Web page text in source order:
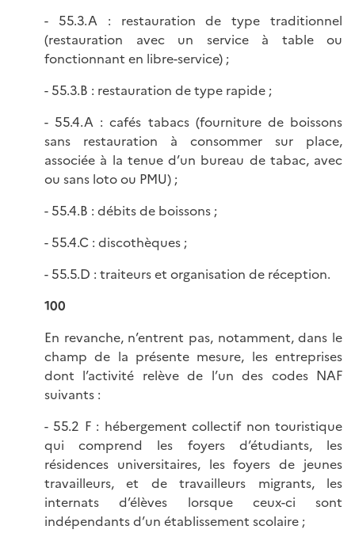
- 55.3.A : restauration de type traditionnel
(restauration avec un service à table ou
fonctionnant en libre-service) ;
- 55.3.B : restauration de type rapide ;
- 55.4.A : cafés tabacs (fourniture de boissons
sans restauration à consommer sur place,
associée à la tenue d’un bureau de tabac, avec
ou sans loto ou PMU) ;
- 55.4.B : débits de boissons ;
- 55.4.C : discothèques ;
- 55.5.D : traiteurs et organisation de réception.
100
En revanche, n’entrent pas, notamment, dans le
champ de la présente mesure, les entreprises
dont l’activité relève de l’un des codes NAF
suivants :
- 55.2 F : hébergement collectif non touristique
qui comprend les foyers d’étudiants, les
résidences universitaires, les foyers de jeunes
travailleurs, et de travailleurs migrants, les
internats d’élèves lorsque ceux-ci sont
indépendants d’un établissement scolaire ;